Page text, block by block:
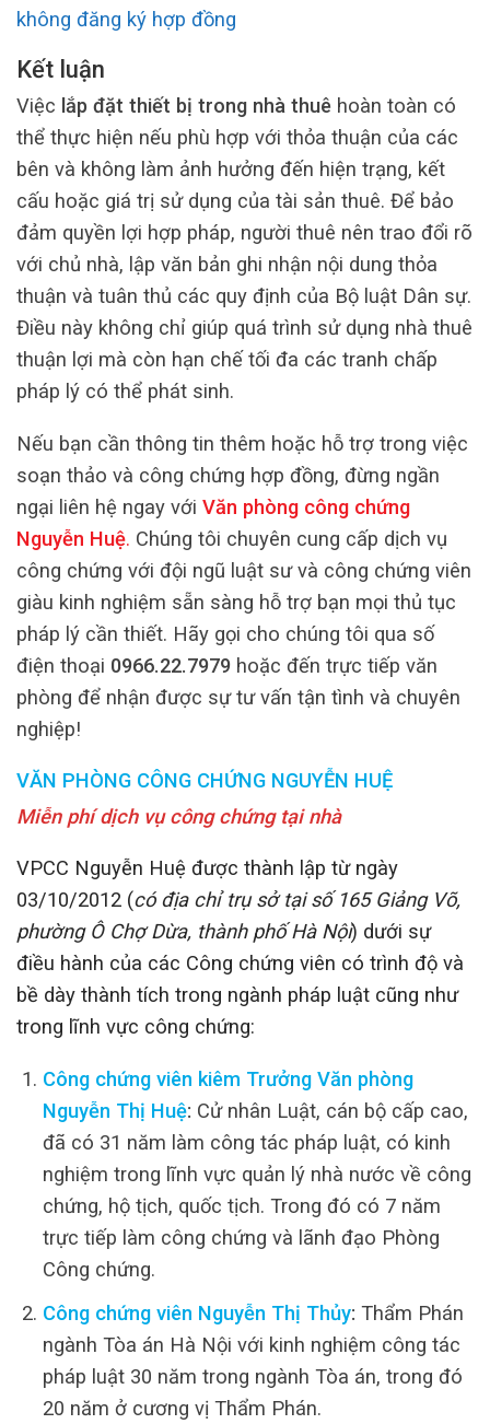
không đăng ký hợp đồng
Kết luận
Việc lắp đặt thiết bị trong nhà thuê hoàn toàn có
thể thực hiện nếu phù hợp với thỏa thuận của các
bên và không làm ảnh hưởng đến hiện trạng, kết
cấu hoặc giá trị sử dụng của tài sản thuê. Để bảo
đảm quyền lợi hợp pháp, người thuê nên trao đổi rõ
với chủ nhà, lập văn bản ghi nhận nội dung thỏa
thuận và tuân thủ các quy định của Bộ luật Dân sự.
Điều này không chỉ giúp quá trình sử dụng nhà thuê
thuận lợi mà còn hạn chế tối đa các tranh chấp
pháp lý có thể phát sinh.
Nếu bạn cần thông tin thêm hoặc hỗ trợ trong việc
soạn thảo và công chứng hợp đồng, đừng ngần
ngại liên hệ ngay với Văn phòng công chứng
Nguyễn Huệ. Chúng tôi chuyên cung cấp dịch vụ
công chứng với đội ngũ luật sư và công chứng viên
giàu kinh nghiệm sẵn sàng hỗ trợ bạn mọi thủ tục
pháp lý cần thiết. Hãy gọi cho chúng tôi qua số
điện thoại 0966.22.7979 hoặc đến trực tiếp văn
phòng để nhận được sự tư vấn tận tình và chuyên
nghiệp!
VĂN PHÒNG CÔNG CHỨNG NGUYỄN HUỆ
Miễn phí dịch vụ công chứng tại nhà
VPCC Nguyễn Huệ được thành lập từ ngày
03/10/2012 (có địa chỉ trụ sở tại số 165 Giảng Võ,
phường Ô Chợ Dừa, thành phố Hà Nội) dưới sự
điều hành của các Công chứng viên có trình độ và
bề dày thành tích trong ngành pháp luật cũng như
trong lĩnh vực công chứng:
Công chứng viên kiêm Trưởng Văn phòng
Nguyễn Thị Huệ: Cử nhân Luật, cán bộ cấp cao,
đã có 31 năm làm công tác pháp luật, có kinh
nghiệm trong lĩnh vực quản lý nhà nước về công
chứng, hộ tịch, quốc tịch. Trong đó có 7 năm
trực tiếp làm công chứng và lãnh đạo Phòng
Công chứng.
Công chứng viên Nguyễn Thị Thủy: Thẩm Phán
ngành Tòa án Hà Nội với kinh nghiệm công tác
pháp luật 30 năm trong ngành Tòa án, trong đó
20 năm ở cương vị Thẩm Phán.